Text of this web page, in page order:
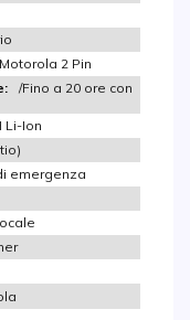
2 Pin
/Fino a 20 ore con
Li-Ion
emergenza